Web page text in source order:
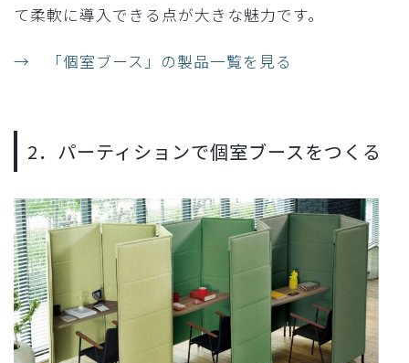
て柔軟に導入できる点が大きな魅力です。
→ 「個室ブース」の製品一覧を見る
2．パーティションで個室ブースをつくる